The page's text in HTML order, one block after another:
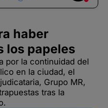
haber
los papeles
por la continuidad del
en la ciudad, el
Grupo MR,
tras la